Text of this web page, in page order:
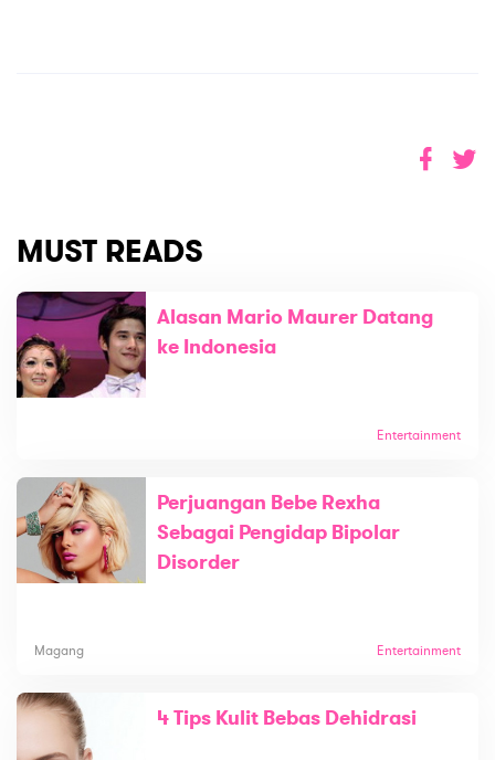
MUST READS
Alasan Mario Maurer Datang
ke Indonesia
Entertainment
Perjuangan Bebe Rexha
Sebagai Pengidap Bipolar
Disorder
Magang Entertainment
4 Tips Kulit Bebas Dehidrasi